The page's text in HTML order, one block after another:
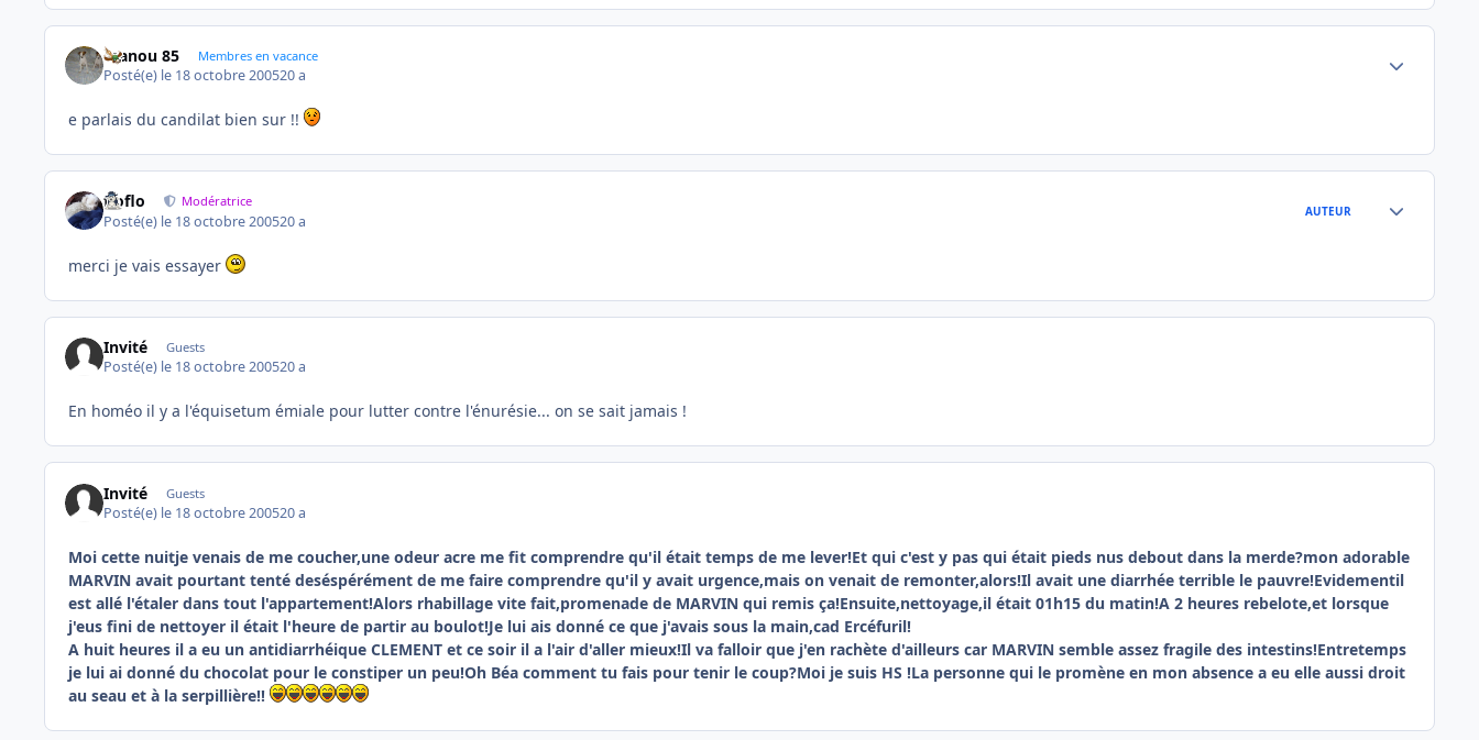
manou 85 Membres en vacance
Posté(e) le 18 octobre 200520 a
e parlais du candilat bien sur !!
floflo Modératrice
Posté(e) le 18 octobre 200520 a
AUTEUR
merci je vais essayer
Invité Guests
Posté(e) le 18 octobre 200520 a
En homéo il y a l'équisetum émiale pour lutter contre l'énurésie... on se sait jamais !
Invité Guests
Posté(e) le 18 octobre 200520 a
Moi cette nuitje venais de me coucher,une odeur acre me fit comprendre qu'il était temps de me lever!Et qui c'est y pas qui était pieds nus debout dans la merde?mon adorable
MARVIN avait pourtant tenté deséspérément de me faire comprendre qu'il y avait urgence,mais on venait de remonter,alors!Il avait une diarrhée terrible le pauvre!Evidementil
est allé l'étaler dans tout l'appartement!Alors rhabillage vite fait,promenade de MARVIN qui remis ça!Ensuite,nettoyage,il était 01h15 du matin!A 2 heures rebelote,et lorsque
j'eus fini de nettoyer il était l'heure de partir au boulot!Je lui ais donné ce que j'avais sous la main,cad Ercéfuril!
A huit heures il a eu un antidiarrhéique CLEMENT et ce soir il a l'air d'aller mieux!Il va falloir que j'en rachète d'ailleurs car MARVIN semble assez fragile des intestins!Entretemps
je lui ai donné du chocolat pour le constiper un peu!Oh Béa comment tu fais pour tenir le coup?Moi je suis HS !La personne qui le promène en mon absence a eu elle aussi droit
au seau et à la serpillière!!